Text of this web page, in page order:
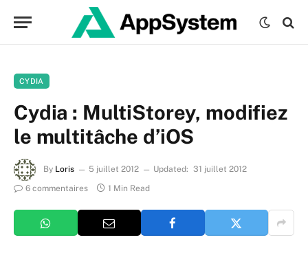
CYDIA
Cydia : MultiStorey, modifiez
le multitâche d’iOS
By Loris 5 juillet 2012 Updated: 31 juillet 2012
6 commentaires
1 Min Read